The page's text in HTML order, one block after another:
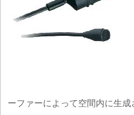
ーファーによって空間内に生成